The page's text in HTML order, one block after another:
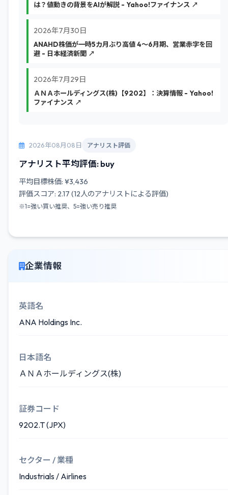
は？値動きの背景をAIが解説 - Yahoo!ファイナンス ↗
2026年7月30日
ANAHD株価が一時5カ月ぶり高値 4〜6月期、営業赤字を回
避 - 日本経済新聞 ↗
2026年7月29日
ＡＮＡホールディングス(株)【9202】：決算情報 - Yahoo!
ファイナンス ↗
2026年08月08日 アナリスト評価
アナリスト平均評価: buy
平均目標株価: ¥3,436
評価スコア: 2.17 (12人のアナリストによる評価)
※1=強い買い推奨、5=強い売り推奨
企業情報
英語名
ANA Holdings Inc.
日本語名
ＡＮＡホールディングス(株)
証券コード
9202.T (JPX)
セクター / 業種
Industrials / Airlines